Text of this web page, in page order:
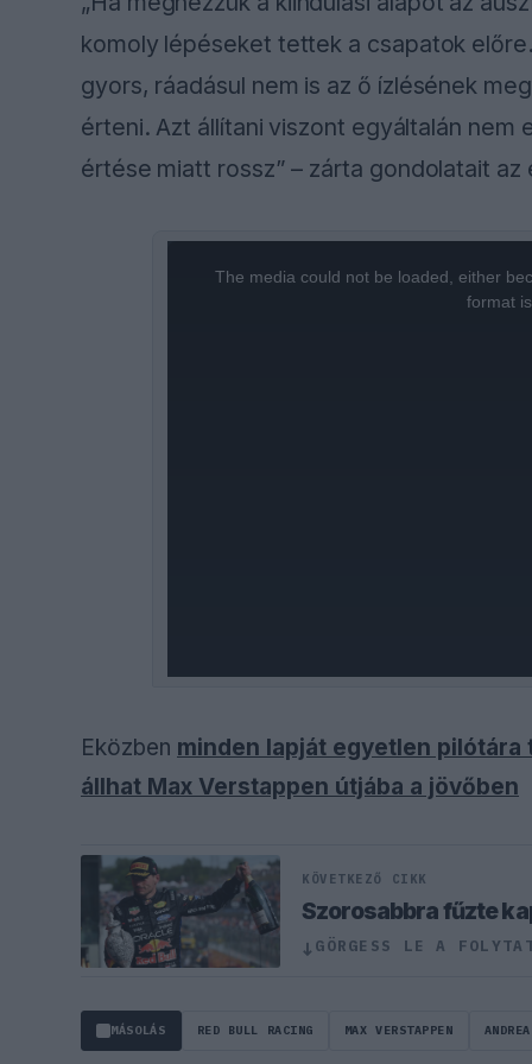
komoly lépéseket tettek a csapatok
gyors, ráadásul nem is az ő ízlésének
érteni. Azt állítani viszont egyáltalán nem
értése miatt rossz” – zárta gondolatait az
The media could not be loaded, either
format
Eközben minden lapját egyetlen pilótára
állhat Max Verstappen útjába a jövőben
KÖVETKEZŐ CIKK
Szorosabbra fűzte
↓ GÖRGESS LE A
MÁSOLÁS RED BULL RACING MAX VERSTAPPEN